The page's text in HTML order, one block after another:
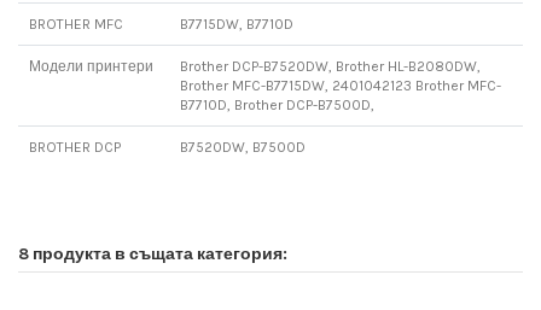
BROTHER MFC B7715DW, B7710D
Модели принтери
Brother DCP-B7520DW, Brother HL-B2080DW,
Brother MFC-B7715DW, 2401042123 Brother MFC-
B7710D, Brother DCP-B7500D,
BROTHER DCP B7520DW, B7500D
8 продукта в същата категория: